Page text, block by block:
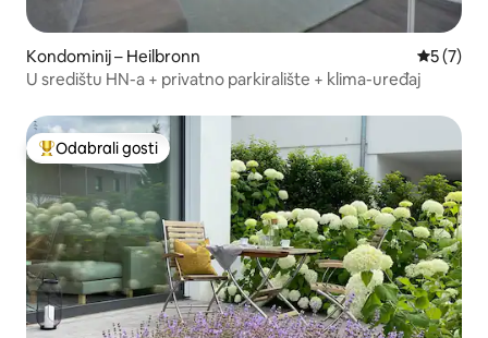
Kondominij – Heilbronn
5 (7)
U središtu HN-a + privatno parkiralište + klima-uređaj
Među najviše rangiranima s oznakom „Odabrali gosti”
Odabrali gosti